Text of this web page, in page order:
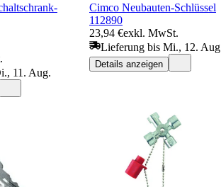
11. Aug.
Cimco Neubauten-Schlüssel
112890
23,94 €exkl. MwSt.
Lieferung bis Mi., 12.
Details anzeigen